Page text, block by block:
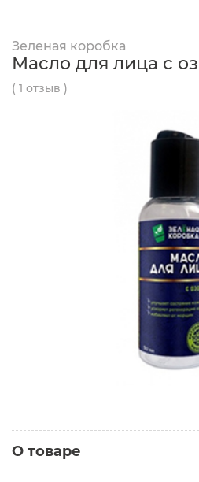
Зеленая коробка
Масло для лица с
( 1 отзыв )
О товаре